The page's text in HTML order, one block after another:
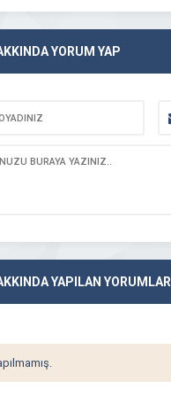
YORUM YAP
YAPILAN YORUMLAR